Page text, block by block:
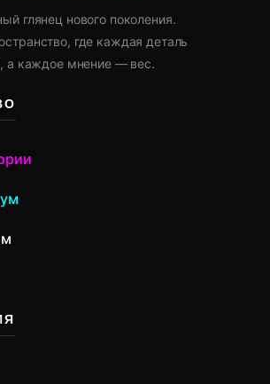
глянец нового поколения.
где каждая деталь
а каждое мнение — вес.